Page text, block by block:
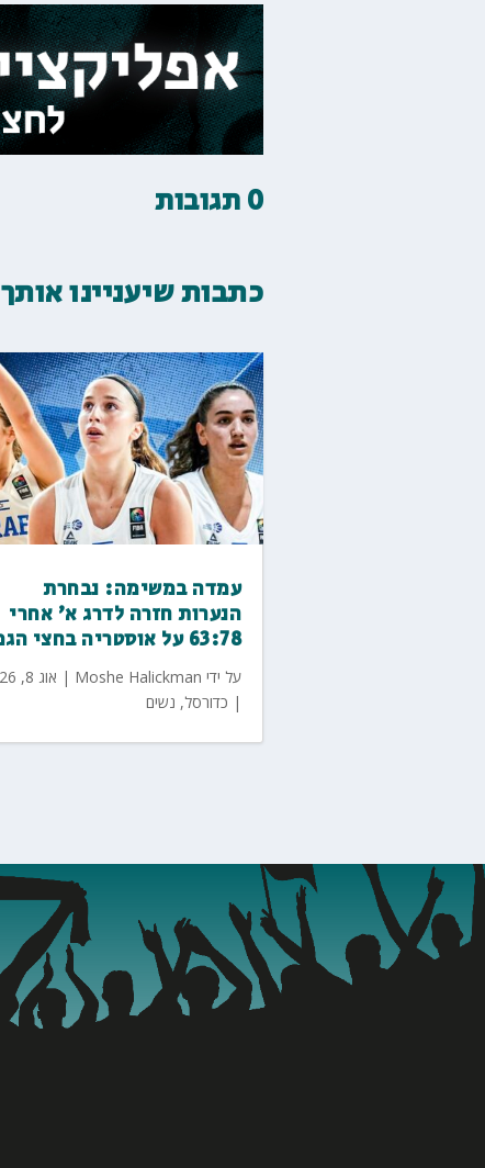
0 תגובות
כתבות שיעניינו אותך
עמדה במשימה: נבחרת
הנערות חזרה לדרג א' אחרי
63:78 על אוסטריה בחצי הגמר
על ידי Moshe Halickman
| אוג 8, 2026
| כדורסל, נשים